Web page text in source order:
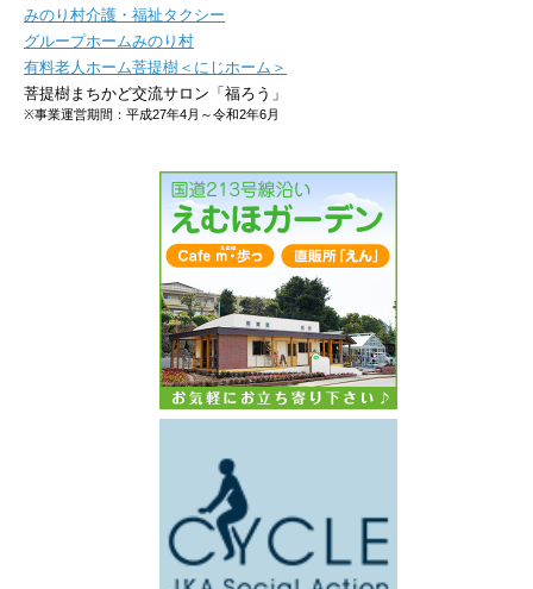
みのり村介護・福祉タクシー
グループホームみのり村
有料老人ホーム菩提樹＜にじホーム＞
菩提樹まちかど交流サロン「福ろう」
※事業運営期間：平成27年4月～令和2年6月